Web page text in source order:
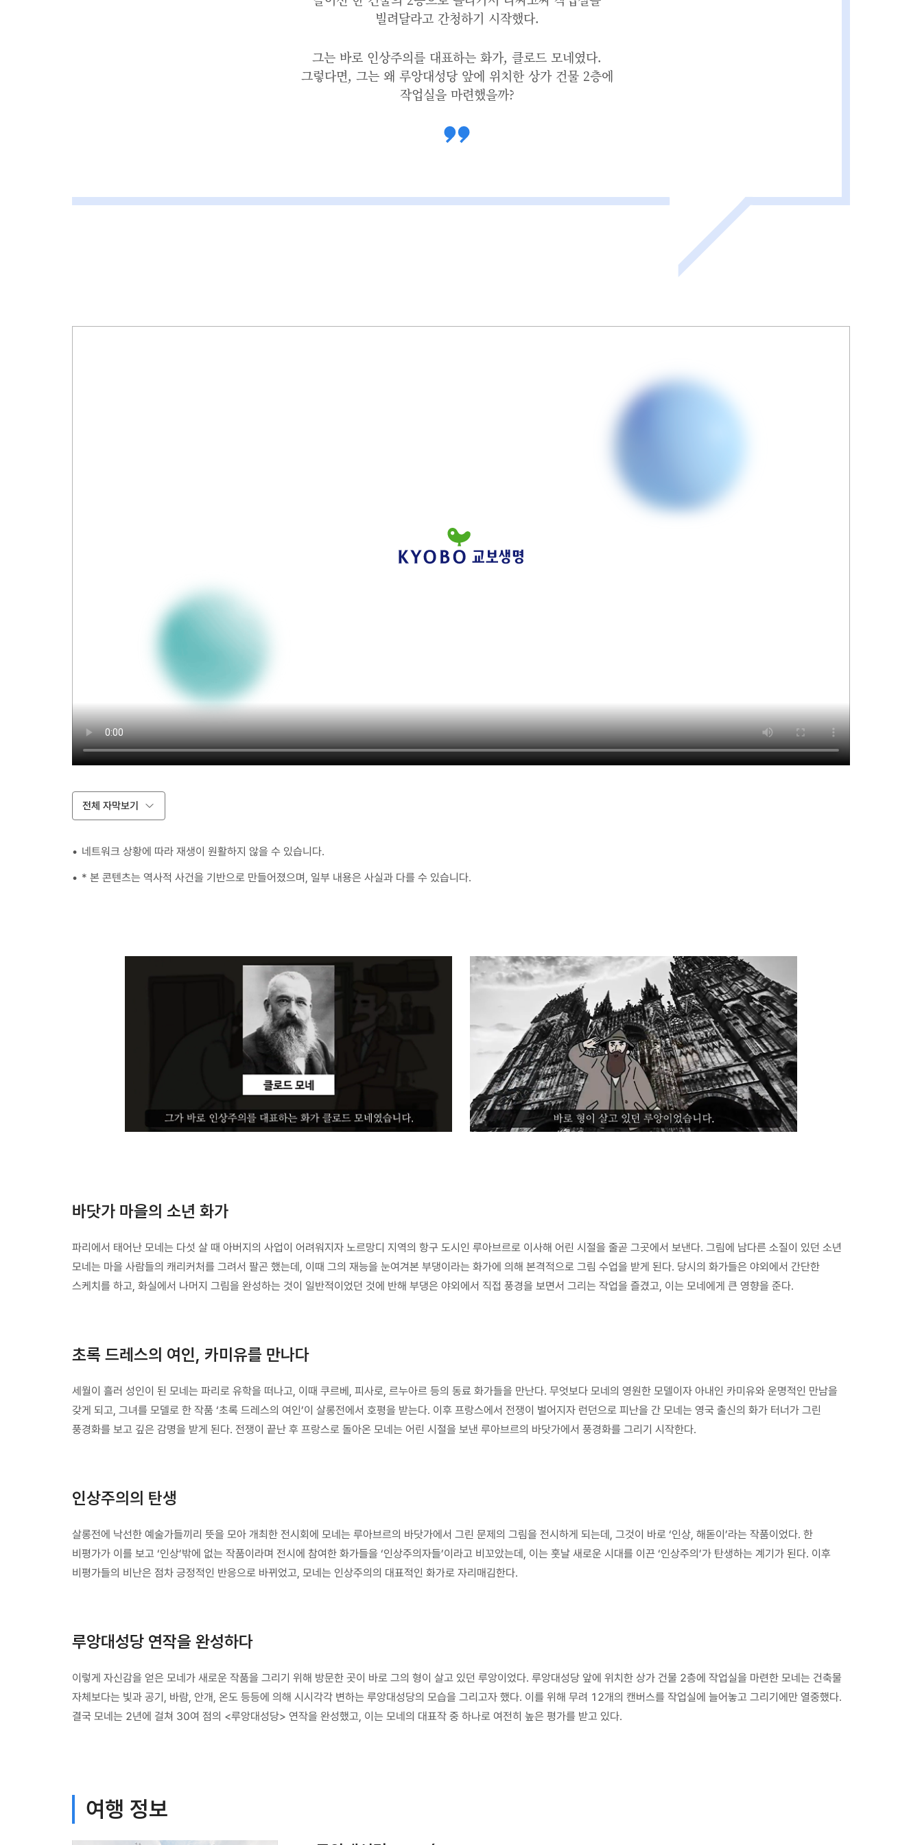
빌려달라고 간청하기 시작했다.
그는 바로 인상주의를 대표하는 화가, 클로드 모네였다.
그렇다면, 그는 왜 루앙대성당 앞에 위치한 상가 건물 2층에
작업실을 마련했을까?
전체 자막보기
네트워크 상황에 따라 재생이 원활하지 않을 수 있습니다.
* 본 콘텐츠는 역사적 사건을 기반으로 만들어졌으며, 일부 내용은 사실과 다를 수 있습니다.
바닷가 마을의 소년 화가
파리에서 태어난 모네는 다섯 살 때 아버지의 사업이 어려워지자 노르망디 지역의 항구 도시인 루아브르로 이사해 어린 시절을 줄곧 그곳에서 보낸다. 그림에 남다른 소질이 있던 소년
모네는 마을 사람들의 캐리커처를 그려서 팔곤 했는데, 이때 그의 재능을 눈여겨본 부댕이라는 화가에 의해 본격적으로 그림 수업을 받게 된다. 당시의 화가들은 야외에서 간단한
스케치를 하고, 화실에서 나머지 그림을 완성하는 것이 일반적이었던 것에 반해 부댕은 야외에서 직접 풍경을 보면서 그리는 작업을 즐겼고, 이는 모네에게 큰 영향을 준다.
초록 드레스의 여인, 카미유를 만나다
세월이 흘러 성인이 된 모네는 파리로 유학을 떠나고, 이때 쿠르베, 피사로, 르누아르 등의 동료 화가들을 만난다. 무엇보다 모네의 영원한 모델이자 아내인 카미유와 운명적인 만남을
갖게 되고, 그녀를 모델로 한 작품 ‘초록 드레스의 여인’이 살롱전에서 호평을 받는다. 이후 프랑스에서 전쟁이 벌어지자 런던으로 피난을 간 모네는 영국 출신의 화가 터너가 그린
풍경화를 보고 깊은 감명을 받게 된다. 전쟁이 끝난 후 프랑스로 돌아온 모네는 어린 시절을 보낸 루아브르의 바닷가에서 풍경화를 그리기 시작한다.
인상주의의 탄생
살롱전에 낙선한 예술가들끼리 뜻을 모아 개최한 전시회에 모네는 루아브르의 바닷가에서 그린 문제의 그림을 전시하게 되는데, 그것이 바로 ‘인상, 해돋이’라는 작품이었다. 한
비평가가 이를 보고 ‘인상’밖에 없는 작품이라며 전시에 참여한 화가들을 ‘인상주의자들’이라고 비꼬았는데, 이는 훗날 새로운 시대를 이끈 ‘인상주의’가 탄생하는 계기가 된다. 이후
비평가들의 비난은 점차 긍정적인 반응으로 바뀌었고, 모네는 인상주의의 대표적인 화가로 자리매김한다.
루앙대성당 연작을 완성하다
이렇게 자신감을 얻은 모네가 새로운 작품을 그리기 위해 방문한 곳이 바로 그의 형이 살고 있던 루앙이었다. 루앙대성당 앞에 위치한 상가 건물 2층에 작업실을 마련한 모네는 건축물
자체보다는 빛과 공기, 바람, 안개, 온도 등등에 의해 시시각각 변하는 루앙대성당의 모습을 그리고자 했다. 이를 위해 무려 12개의 캔버스를 작업실에 늘어놓고 그리기에만 열중했다.
결국 모네는 2년에 걸쳐 30여 점의 <루앙대성당> 연작을 완성했고, 이는 모네의 대표작 중 하나로 여전히 높은 평가를 받고 있다.
여행 정보